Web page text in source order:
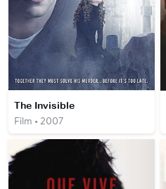
The Invisible
Film • 2007